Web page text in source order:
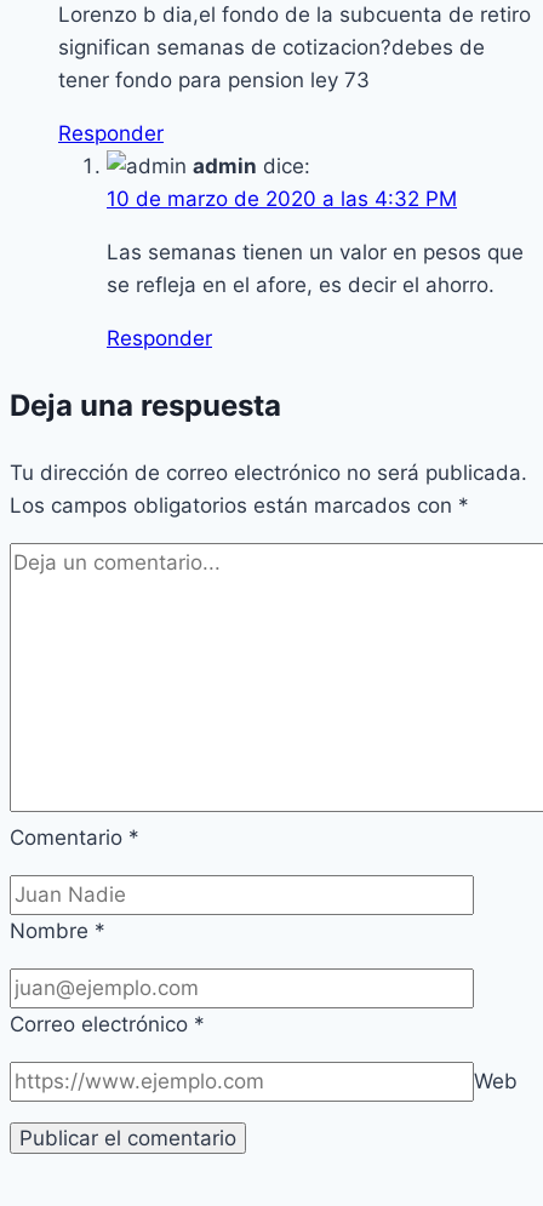
Lorenzo b dia,el fondo de la subcuenta de retiro
significan semanas de cotizacion?debes de
tener fondo para pension ley 73
Responder
admin dice:
10 de marzo de 2020 a las 4:32 PM
Las semanas tienen un valor en pesos que
se refleja en el afore, es decir el ahorro.
Responder
Deja una respuesta
Tu dirección de correo electrónico no será publicada.
Los campos obligatorios están marcados con *
Comentario *
Nombre *
Correo electrónico *
Web